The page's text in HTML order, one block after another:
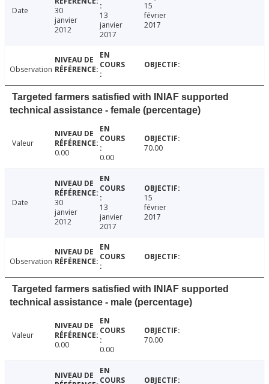
Date
30
janvier
2012
13
janvier
2017
15
février
2017
Observation
Targeted farmers satisfied with INIAF supported
technical assistance - female (percentage)
Valeur
0.00
0.00
70.00
Date
30
janvier
2012
13
janvier
2017
15
février
2017
Observation
Targeted farmers satisfied with INIAF supported
technical assistance - male (percentage)
Valeur
0.00
0.00
70.00